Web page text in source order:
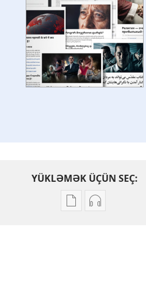
YÜKLƏMƏK ÜÇÜN SEÇ:
NəşrləriAudioyazıları